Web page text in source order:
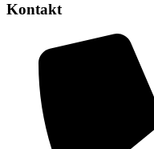
Kontakt